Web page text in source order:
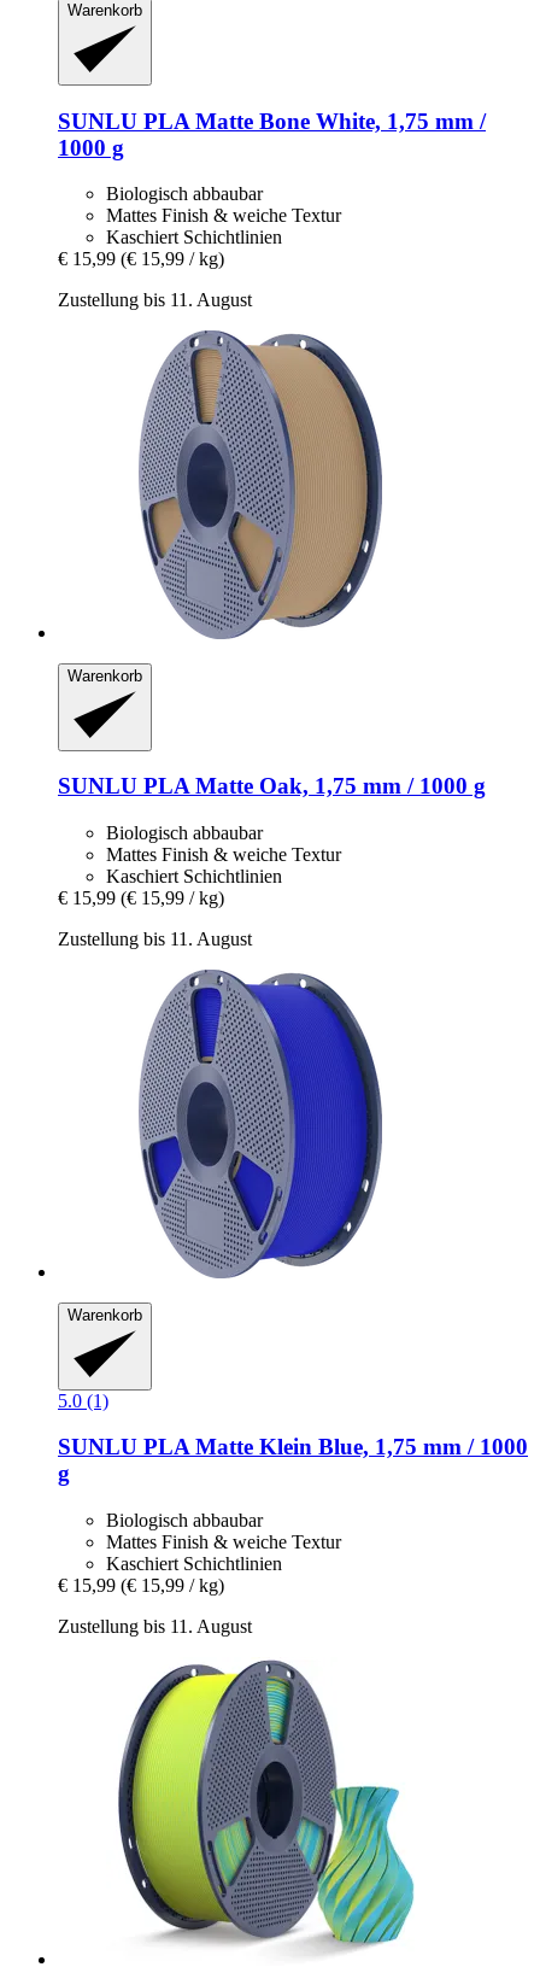
Warenkorb
SUNLU PLA Matte Bone White, 1,75 mm /
1000 g
Biologisch abbaubar
Mattes Finish & weiche Textur
Kaschiert Schichtlinien
€ 15,99 (€ 15,99 / kg)
Zustellung bis 11. August
Warenkorb
SUNLU PLA Matte Oak, 1,75 mm / 1000 g
Biologisch abbaubar
Mattes Finish & weiche Textur
Kaschiert Schichtlinien
€ 15,99 (€ 15,99 / kg)
Zustellung bis 11. August
Warenkorb
5.0 (1)
SUNLU PLA Matte Klein Blue, 1,75 mm / 1000
g
Biologisch abbaubar
Mattes Finish & weiche Textur
Kaschiert Schichtlinien
€ 15,99 (€ 15,99 / kg)
Zustellung bis 11. August